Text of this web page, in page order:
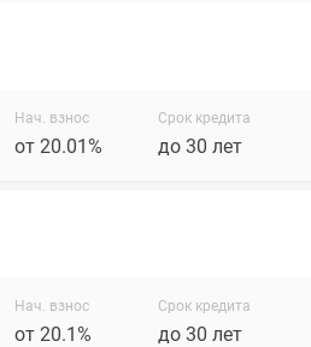
Нач. взнос
от 20.01%
Срок кредита
до 30 лет
Нач. взнос
от 20.1%
Срок кредита
до 30 лет